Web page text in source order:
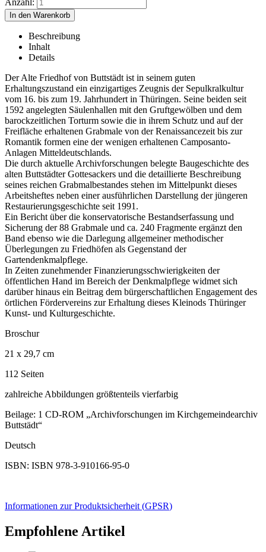
Beschreibung
Inhalt
Details
Der Alte Friedhof von Buttstädt ist in seinem guten
Erhaltungszustand ein einzigartiges Zeugnis der Sepulkralkultur
vom 16. bis zum 19. Jahrhundert in Thüringen. Seine beiden seit
1592 angelegten Säulenhallen mit den Gruftgewölben und dem
barockzeitlichen Torturm sowie die in ihrem Schutz und auf der
Freifläche erhaltenen Grabmale von der Renaissancezeit bis zur
Romantik formen eine der wenigen erhaltenen Camposanto-
Anlagen Mitteldeutschlands.
Die durch aktuelle Archivforschungen belegte Baugeschichte des
alten Buttstädter Gottesackers und die detaillierte Beschreibung
seines reichen Grabmalbestandes stehen im Mittelpunkt dieses
Arbeitsheftes neben einer ausführlichen Darstellung der jüngeren
Restaurierungsgeschichte seit 1991.
Ein Bericht über die konservatorische Bestandserfassung und
Sicherung der 88 Grabmale und ca. 240 Fragmente ergänzt den
Band ebenso wie die Darlegung allgemeiner methodischer
Überlegungen zu Friedhöfen als Gegenstand der
Gartendenkmalpflege.
In Zeiten zunehmender Finanzierungsschwierigkeiten der
öffentlichen Hand im Bereich der Denkmalpflege widmet sich
darüber hinaus ein Beitrag dem bürgerschaftlichen Engagement des
örtlichen Fördervereins zur Erhaltung dieses Kleinods Thüringer
Kunst- und Kulturgeschichte.
Broschur
21 x 29,7 cm
112 Seiten
zahlreiche Abbildungen größtenteils vierfarbig
Beilage: 1 CD-ROM „Archivforschungen im Kirchgemeindearchiv
Buttstädt“
Deutsch
ISBN: ISBN 978-3-910166-95-0
Informationen zur Produktsicherheit (GPSR)
Empfohlene Artikel